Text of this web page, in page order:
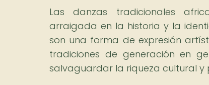
Las danzas tradicionales
arraigada en la historia y la
son una forma de expresión
tradiciones de generación en
salvaguardar la riqueza cultural y